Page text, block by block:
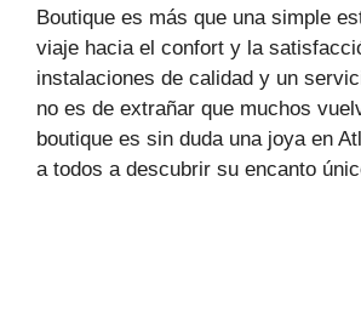
Boutique es más que una simple
viaje hacia el confort y la
instalaciones de calidad y un
no es de extrañar que muchos
boutique es sin duda una joya en
a todos a descubrir su encanto